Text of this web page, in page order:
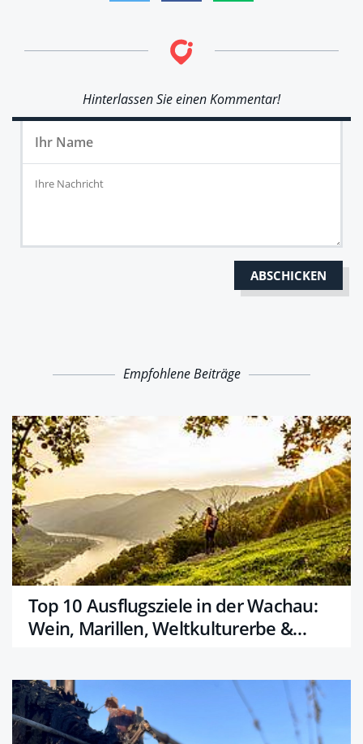
Hinterlassen Sie einen Kommentar!
Empfohlene Beiträge
Top 10 Ausflugsziele in der Wachau:
Wein, Marillen, Weltkulturerbe &